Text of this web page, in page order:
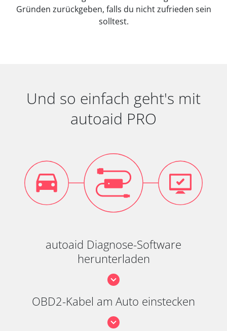
Gründen zurückgeben, falls du nicht zufrieden sein
solltest.
Und so einfach geht's mit
autoaid PRO
autoaid Diagnose-Software
herunterladen
OBD2-Kabel am Auto einstecken